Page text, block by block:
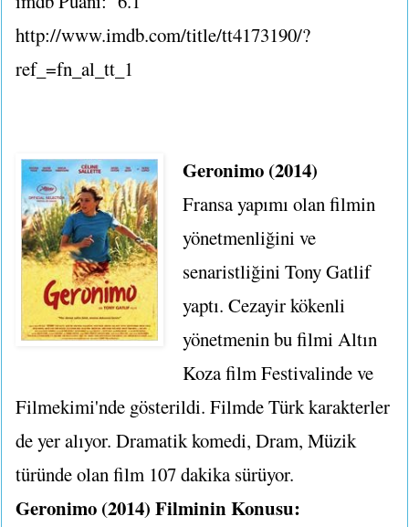
http://www.imdb.com/title/tt4173190/?
ref_=fn_al_tt_1
Geronimo (2014)
Fransa yapımı olan filmin
yönetmenliğini ve
senaristliğini Tony Gatlif
yaptı. Cezayir kökenli
yönetmenin bu filmi Altın
Koza film Festivalinde ve
Filmekimi'nde gösterildi. Filmde Türk karakterler
de yer alıyor. Dramatik komedi, Dram, Müzik
türünde olan film 107 dakika sürüyor.
Geronimo (2014) Filminin Konusu: